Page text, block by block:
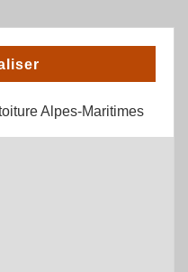
Alpes-Maritimes